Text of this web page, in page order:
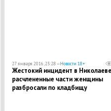
27 января 2016, 23:28 —Новости 18+
​Жестокий инцидент в
расчлененные части женщины
разбросали по кладбищу